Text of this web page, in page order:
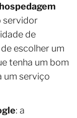
servidor
de
escolher um
tenha um bom
um serviço
: a